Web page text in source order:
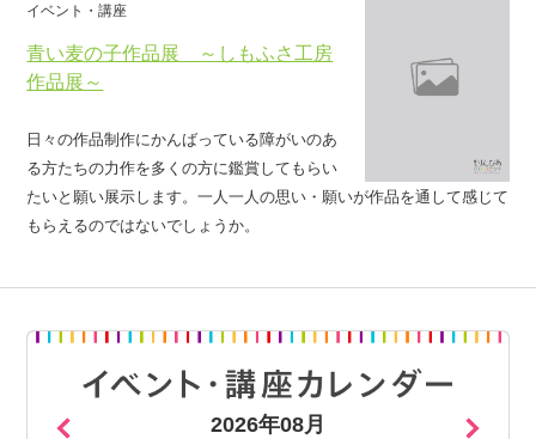
青い麦の子作品展 ～しもふさ工房
作品展～
イベント・講座
日々の作品制作にかんばっている障がいのあ
る方たちの力作を多くの方に鑑賞してもらい
たいと願い展示します。一人一人の思い・願いが作品を通して感じて
もらえるのではないでしょうか。
2026年08月